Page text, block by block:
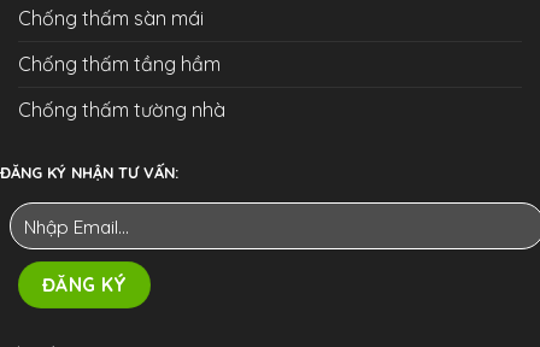
Chống thấm sàn mái
Chống thấm tầng hầm
Chống thấm tường nhà
ĐĂNG KÝ NHẬN TƯ VẤN: